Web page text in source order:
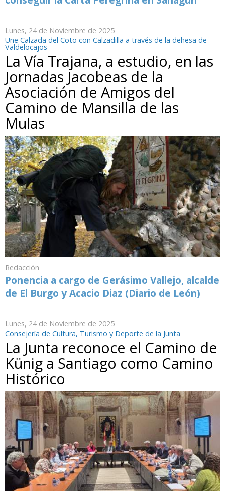
Lunes, 24 de Noviembre de 2025
Une Calzada del Coto con Calzadilla a través de la dehesa de
Valdelocajos
La Vía Trajana, a estudio, en las
Jornadas Jacobeas de la
Asociación de Amigos del
Camino de Mansilla de las
Mulas
Redacción
Ponencia a cargo de Gerásimo Vallejo, alcalde
de El Burgo y Acacio Diaz (Diario de León)
Lunes, 24 de Noviembre de 2025
Consejería de Cultura, Turismo y Deporte de la Junta
La Junta reconoce el Camino de
Künig a Santiago como Camino
Histórico